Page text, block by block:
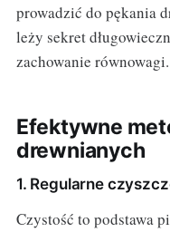
prowadzić do pękania
leży sekret
zachowanie równowagi.
Efektywne
drewnianych
1. Regularne
Czystość to podstawa